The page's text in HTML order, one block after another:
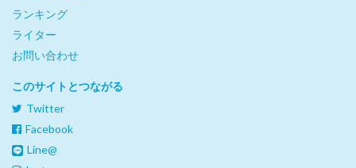
ランキング
ライター
お問い合わせ
このサイトとつながる
Twitter
Facebook
Line@